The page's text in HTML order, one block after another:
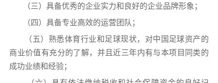
（三）具备优秀的企业实力和良好的企业品牌形象；
（四）具备专业高效的运营团队；
（五）熟悉体育行业和足球现状，对中国足球资产的
商业价值有充分的了解，并且近三年内有与本项目同类的
成功业绩和经验；